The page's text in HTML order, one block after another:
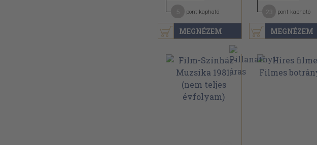
MEGNÉZEM
pont kapható
MEGNÉZEM
pont kapható